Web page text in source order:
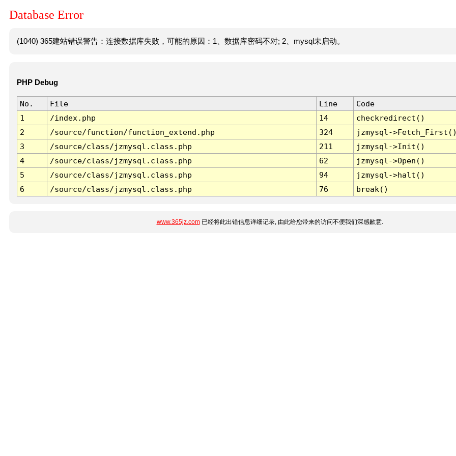
Database Error
(1040) 365建站错误警告：连接数据库失败，可能的原因：1、数据库密码不对; 2、mysql未启动。
PHP Debug
No. File Line
Code
1
/index.php 14
checkredirect()
2
/source/function/function_extend.php 324
jzmysql-
3
/source/class/jzmysql.class.php 211
jzmysql->Init()
4
/source/class/jzmysql.class.php 62
jzmysql->Open()
5
/source/class/jzmysql.class.php 94
jzmysql->halt()
6
/source/class/jzmysql.class.php 76 break()
www.365jz.com已经将此出错信息详细记录, 由此给您带来的访问不便我们深感歉意.